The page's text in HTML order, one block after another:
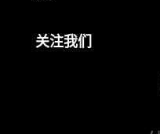
关注我们